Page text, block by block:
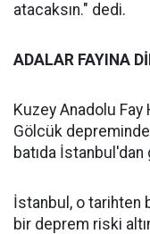
atacaksın." dedi.
ADALAR FAYINA
Kuzey Anadolu
Gölcük depreminde
batıda İstanbul'dan
İstanbul, o tarihten
bir deprem riski